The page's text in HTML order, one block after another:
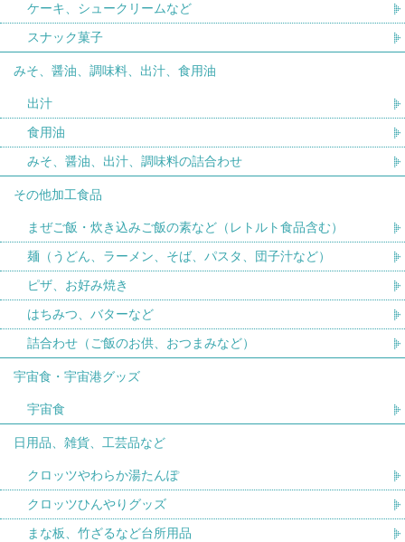
ケーキ、シュークリームなど
スナック菓子
みそ、醤油、調味料、出汁、食用油
出汁
食用油
みそ、醤油、出汁、調味料の詰合わせ
その他加工食品
まぜご飯・炊き込みご飯の素など（レトルト食品含む）
麺（うどん、ラーメン、そば、パスタ、団子汁など）
ピザ、お好み焼き
はちみつ、バターなど
詰合わせ（ご飯のお供、おつまみなど）
宇宙食・宇宙港グッズ
宇宙食
日用品、雑貨、工芸品など
クロッツやわらか湯たんぽ
クロッツひんやりグッズ
まな板、竹ざるなど台所用品